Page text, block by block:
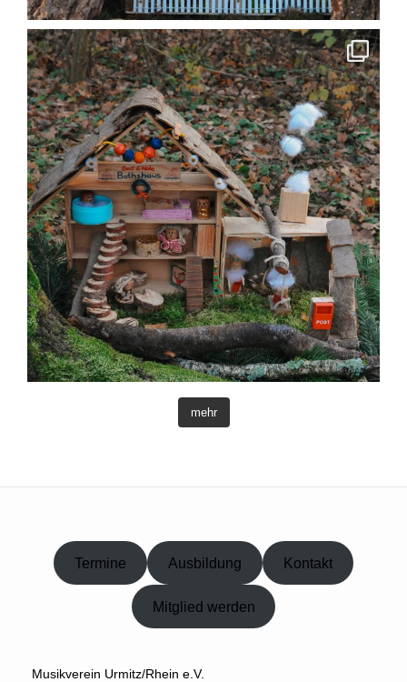
mehr
Termine Ausbildung Kontakt
Mitglied werden
Musikverein Urmitz/Rhein e.V.